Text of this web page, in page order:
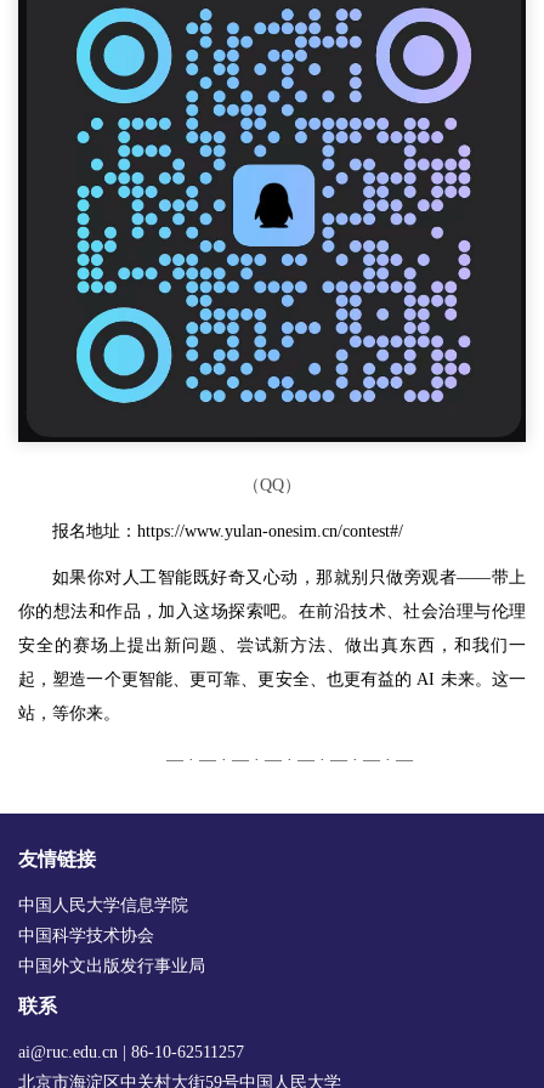
（QQ）
报名地址：https://www.yulan-onesim.cn/contest#/
如果你对人工智能既好奇又心动，那就别只做旁观者——带上
你的想法和作品，加入这场探索吧。在前沿技术、社会治理与伦理
安全的赛场上提出新问题、尝试新方法、做出真东西，和我们一
起，塑造一个更智能、更可靠、更安全、也更有益的 AI 未来。这一
站，等你来。
— · — · — · — · — · — · — · —
友情链接
中国人民大学信息学院
中国科学技术协会
中国外文出版发行事业局
联系
ai@ruc.edu.cn | 86-10-62511257
北京市海淀区中关村大街59号中国人民大学